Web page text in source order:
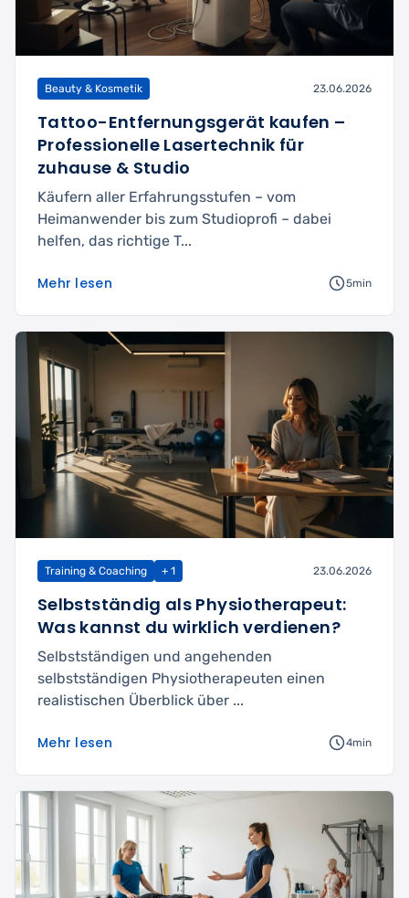
Beauty & Kosmetik 23.06.2026
Tattoo-Entfernungsgerät kaufen –
Professionelle Lasertechnik für
zuhause & Studio
Käufern aller Erfahrungsstufen – vom
Heimanwender bis zum Studioprofi – dabei
helfen, das richtige T...
Mehr lesen 5min
Training & Coaching + 1 23.06.2026
Selbstständig als Physiotherapeut:
Was kannst du wirklich verdienen?
Selbstständigen und angehenden
selbstständigen Physiotherapeuten einen
realistischen Überblick über ...
Mehr lesen 4min